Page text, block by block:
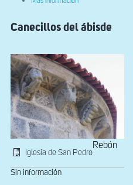
Canecillos del ábisde
Iglesia de San Pedro
Rebón
Sin información